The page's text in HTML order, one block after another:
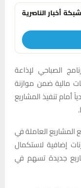
شبكة أخبار الناصرية
الصباحي لإذاعة
مالية ضمن موازنة
أمام تنفيذ المشاريع
المشاريع العاملة في
إضافية لاستكمال
جديدة تسهم في